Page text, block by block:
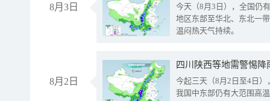
8月3日
今天（8月3日），全国仍
地区东部至华北、东北一
温闷热天气持续。
8月2日
今起三天（8月2日至4日
我国中东部仍有大范围高